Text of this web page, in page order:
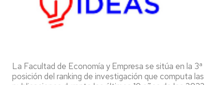
La Facultad de Economía y Empresa se sitúa en la 3ª
posición del ranking de investigación que computa las